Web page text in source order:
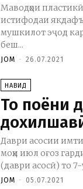
Маводҳои
истифодаи
мушкилот эҷод
беш...
JOM - 26.07.2021
НАВИД
То поёни
Даври асосии
моҳи июл оғоз
(даври асосӣ) то
JOM - 05.07.2021